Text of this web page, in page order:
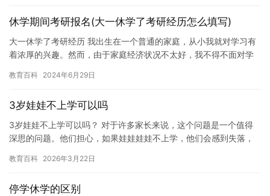
休学期间考研报名(大一休学了考研经历怎么填写)
大一休学了考研经历 我出生在一个普通的家庭，从小我就对学习有
着浓厚的兴趣。然而，由于家庭经济状况不太好，我不得不面对学
想。 …
教育百科 2024年6月29日
3岁娃娃不上学可以吗
3岁娃娃不上学可以吗？ 对于许多家长来说，这个问题是一个值得
深思的问题。他们担心，如果娃娃娃娃不上学，他们会感到失落，
上学…
教育百科 2026年3月22日
停学休学的区别